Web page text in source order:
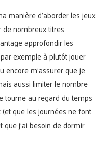
manière d’aborder les jeux.
de nombreux titres
approfondir les
exemple à plutôt jouer
encore m’assurer que je
aussi limiter le nombre
tourne au regard du temps
(et que les journées ne font
j’ai besoin de dormir